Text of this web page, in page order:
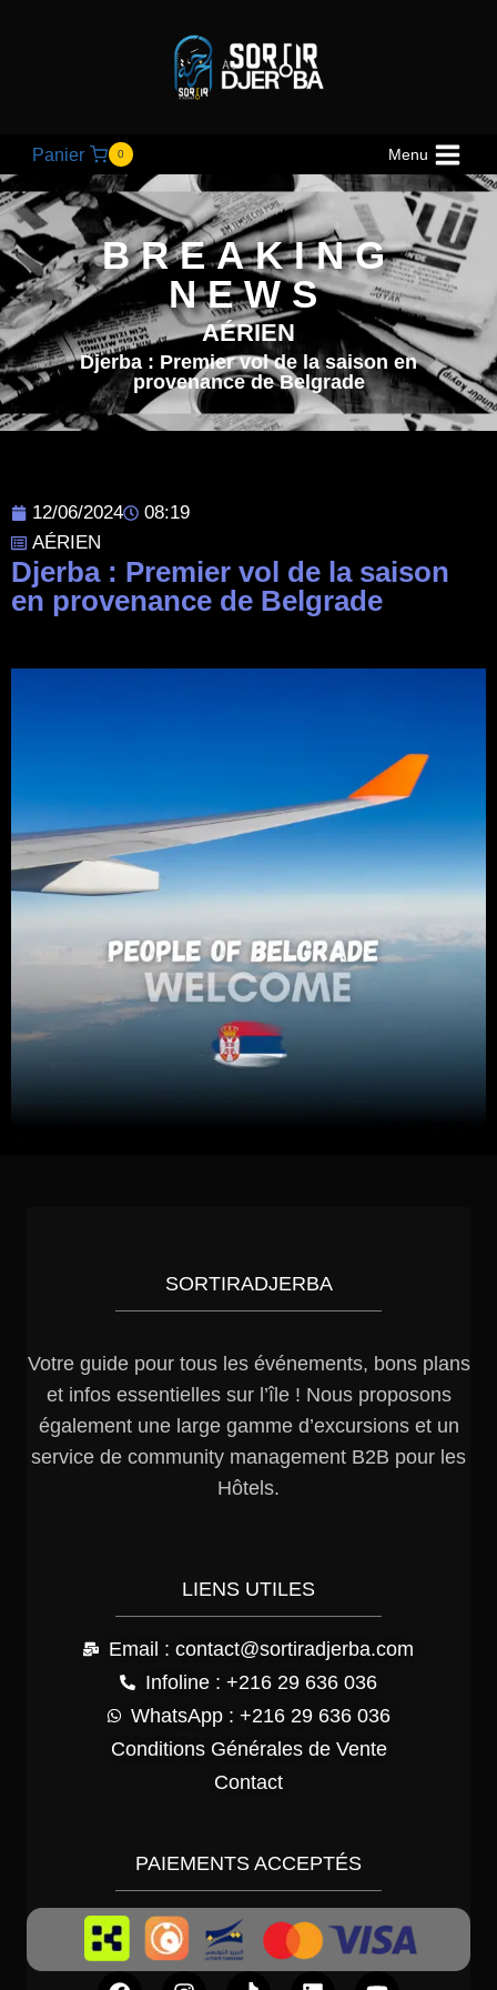
Panier 0 Menu
BREAKING
NEWS
AÉRIEN
Djerba : Premier vol de la saison en
provenance de Belgrade
12/06/2024
08:19
AÉRIEN
Djerba : Premier vol de la saison
en provenance de Belgrade
SORTIRADJERBA
Votre guide pour tous les événements, bons plans
et infos essentielles sur l’île ! Nous proposons
également une large gamme d’excursions et un
service de community management B2B pour les
Hôtels.
LIENS UTILES
Email : contact@sortiradjerba.com
Infoline : +216 29 636 036
WhatsApp : +216 29 636 036
Conditions Générales de Vente
Contact
PAIEMENTS ACCEPTÉS